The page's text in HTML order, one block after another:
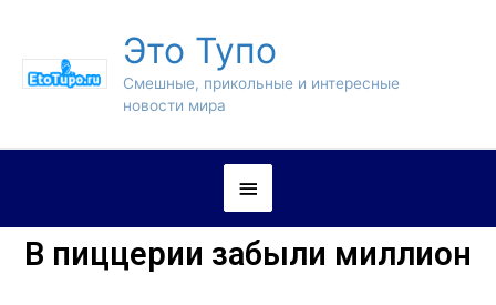
Это Тупо
Смешные, прикольные и интересные
новости мира
В пиццерии забыли миллион